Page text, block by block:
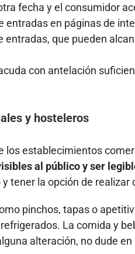
fecha y el consumidor
entradas en páginas de
entradas, que pueden
con antelación
y hosteleros
los establecimientos
al público y ser
tener la opción de realizar
pinchos, tapas o
La comida y
alteración, no dude